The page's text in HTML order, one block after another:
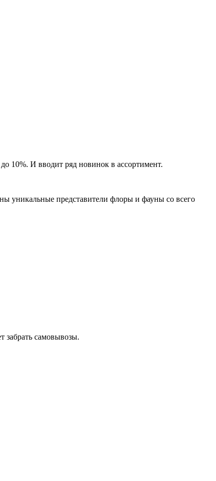
10%. И вводит ряд новинок в ассортимент.
уникальные представители флоры и фауны со всего
забрать самовывозы.